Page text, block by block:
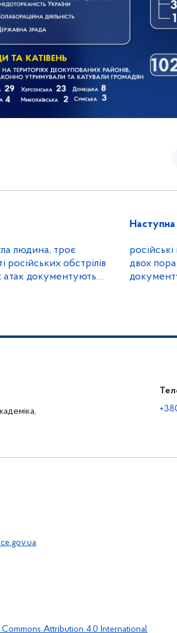
людина, троє
російських обстрілів
атак документують
Наступна
двох
Attribution 4.0 International